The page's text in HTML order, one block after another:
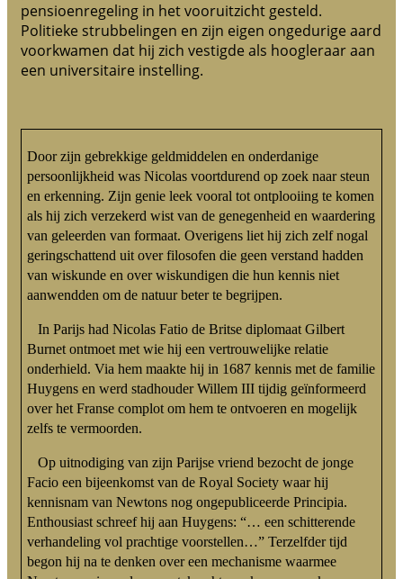
pensioenregeling in het vooruitzicht gesteld.
Politieke strubbelingen en zijn eigen ongedurige aard
voorkwamen dat hij zich vestigde als hoogleraar aan
een universitaire instelling.
Door zijn gebrekkige geldmiddelen en onderdanige
persoonlijkheid was Nicolas voortdurend op zoek naar steun
en erkenning. Zijn genie leek vooral tot ontplooiing te komen
als hij zich verzekerd wist van de genegenheid en waardering
van geleerden van formaat. Overigens liet hij zich zelf nogal
geringschattend uit over filosofen die geen verstand hadden
van wiskunde en over wiskundigen die hun kennis niet
aanwendden om de natuur beter te begrijpen.
In Parijs had Nicolas Fatio de Britse diplomaat Gilbert
Burnet ontmoet met wie hij een vertrouwelijke relatie
onderhield. Via hem maakte hij in 1687 kennis met de familie
Huygens en werd stadhouder Willem III tijdig geïnformeerd
over het Franse complot om hem te ontvoeren en mogelijk
zelfs te vermoorden.
Op uitnodiging van zijn Parijse vriend bezocht de jonge
Facio een bijeenkomst van de Royal Society waar hij
kennisnam van Newtons nog ongepubliceerde Principia.
Enthousiast schreef hij aan Huygens: “… een schitterende
verhandeling vol prachtige voorstellen…” Terzelfder tijd
begon hij na te denken over een mechanisme waarmee